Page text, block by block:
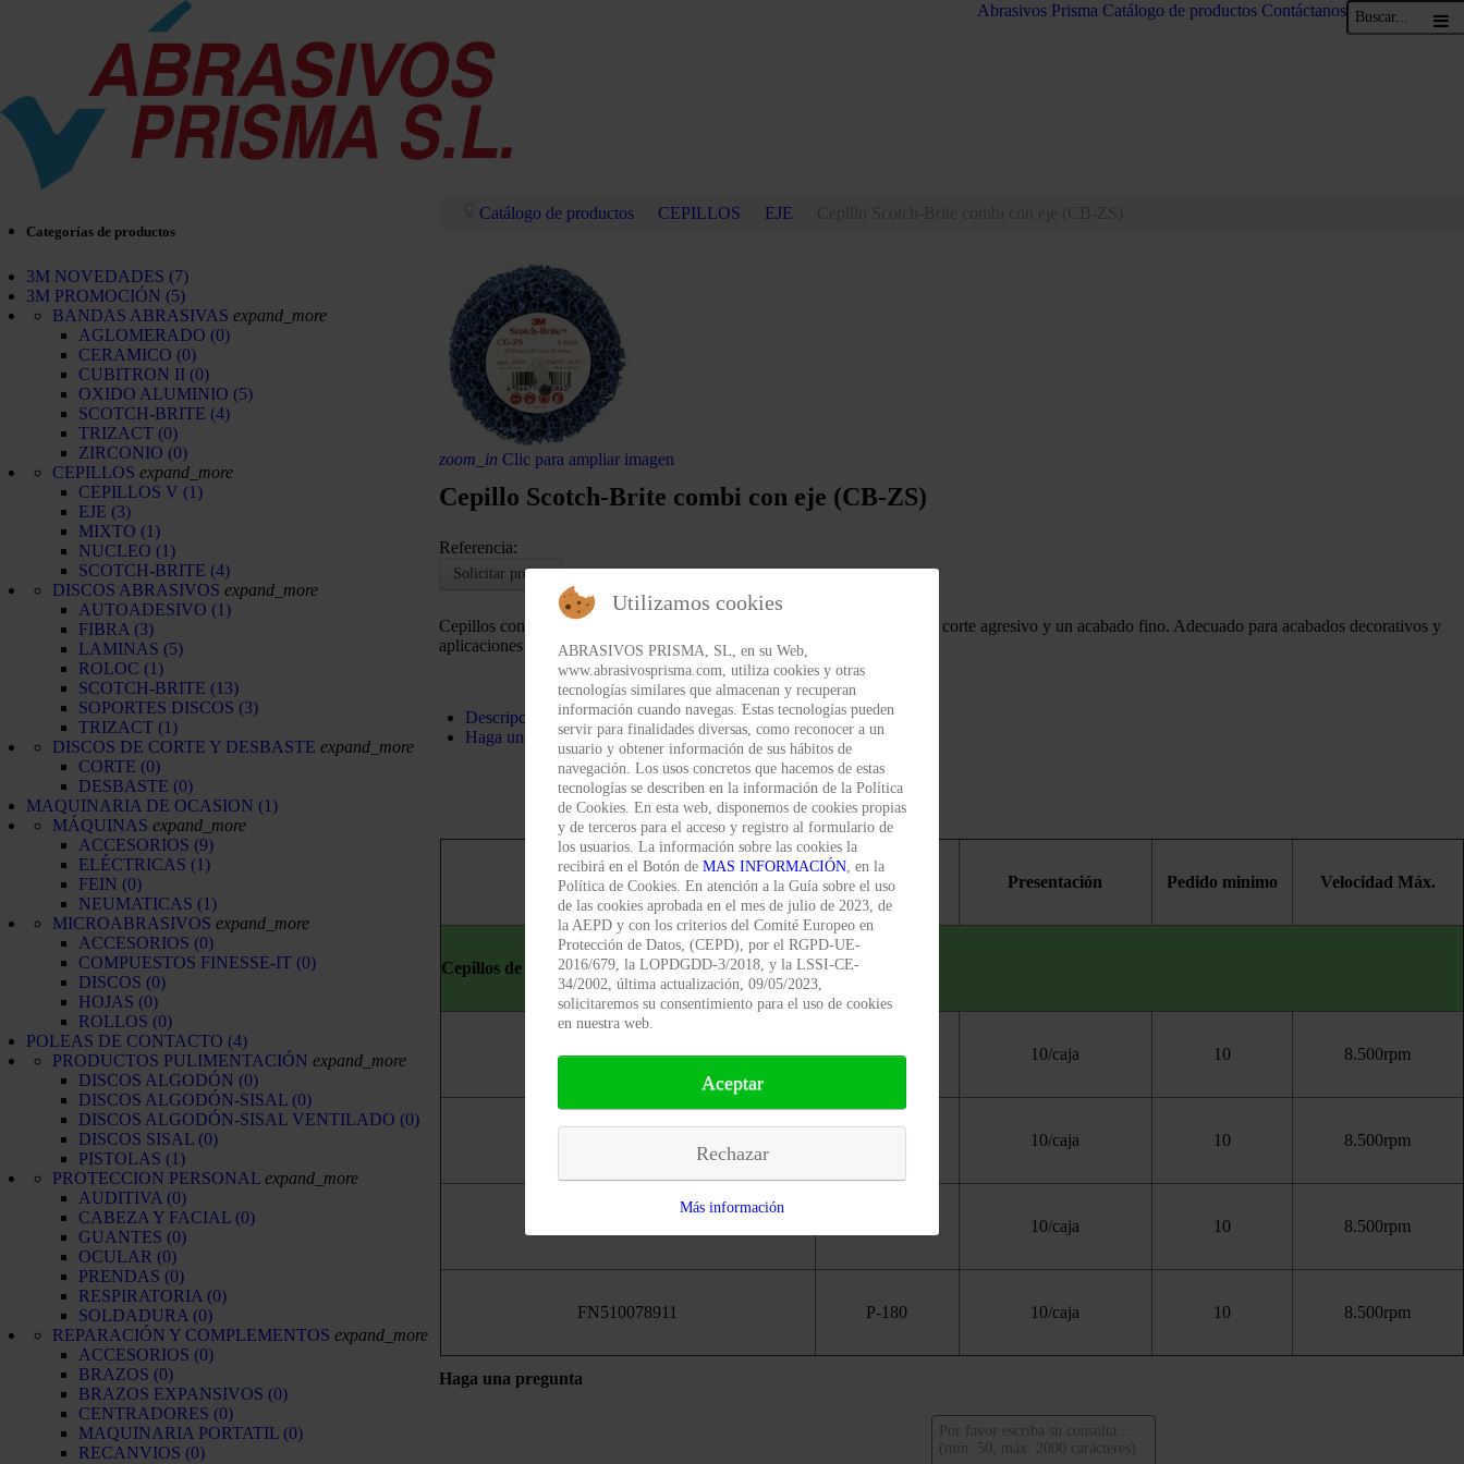
Abrasivos Prisma Catálogo de productos Contáctanos
Categorías de productos
3M NOVEDADES (7)
3M PROMOCIÓN (5)
BANDAS ABRASIVAS expand_more
AGLOMERADO (0)
CERAMICO (0)
CUBITRON II (0)
OXIDO ALUMINIO (5)
SCOTCH-BRITE (4)
TRIZACT (0)
ZIRCONIO (0)
CEPILLOS expand_more
CEPILLOS V (1)
EJE (3)
MIXTO (1)
NUCLEO (1)
SCOTCH-BRITE (4)
DISCOS ABRASIVOS expand_more
AUTOADESIVO (1)
FIBRA (3)
LAMINAS (5)
ROLOC (1)
SCOTCH-BRITE (13)
SOPORTES DISCOS (3)
TRIZACT (1)
DISCOS DE CORTE Y DESBASTE expand_more
CORTE (0)
DESBASTE (0)
MAQUINARIA DE OCASION (1)
MÁQUINAS expand_more
ACCESORIOS (9)
ELÉCTRICAS (1)
FEIN (0)
NEUMATICAS (1)
MICROABRASIVOS expand_more
ACCESORIOS (0)
COMPUESTOS FINESSE-IT (0)
DISCOS (0)
HOJAS (0)
ROLLOS (0)
POLEAS DE CONTACTO (4)
PRODUCTOS PULIMENTACIÓN expand_more
DISCOS ALGODÓN (0)
DISCOS ALGODÓN-SISAL (0)
DISCOS ALGODÓN-SISAL VENTILADO (0)
DISCOS SISAL (0)
PISTOLAS (1)
PROTECCION PERSONAL expand_more
AUDITIVA (0)
CABEZA Y FACIAL (0)
GUANTES (0)
OCULAR (0)
PRENDAS (0)
RESPIRATORIA (0)
SOLDADURA (0)
REPARACIÓN Y COMPLEMENTOS expand_more
ACCESORIOS (0)
BRAZOS (0)
BRAZOS EXPANSIVOS (0)
CENTRADORES (0)
MAQUINARIA PORTATIL (0)
RECANVIOS (0)
Catálogo de productos CEPILLOS EJE Cepillo Scotch-Brite combi con eje (CB-ZS)
zoom_in Clic para ampliar imagen
Cepillo Scotch-Brite combi con eje (CB-ZS)
Referencia:
Solicitar precio
Cepillos construidos alternando láminas de lija y Scotch-Brite. Ofrece un corte agresivo y un acabado fino. Adecuado para acabados decorativos y
aplicaciones de desbarbado ligero.
Descripción
Haga una pregunta
Referencia Grano Presentación Pedido minimo Velocidad Máx.
Cepillos de 75mm x 45mm
FN510078887 P-60 10/caja 10 8.500rpm
10/caja 10 8.500rpm
10/caja 10 8.500rpm
FN510078911 P-180 10/caja 10 8.500rpm
Haga una pregunta
Utilizamos cookies
ABRASIVOS PRISMA, SL, en su Web,
www.abrasivosprisma.com, utiliza cookies y otras
tecnologías similares que almacenan y recuperan
información cuando navegas. Estas tecnologías pueden
servir para finalidades diversas, como reconocer a un
usuario y obtener información de sus hábitos de
navegación. Los usos concretos que hacemos de estas
tecnologías se describen en la información de la Política
de Cookies. En esta web, disponemos de cookies propias
y de terceros para el acceso y registro al formulario de
los usuarios. La información sobre las cookies la
recibirá en el Botón de MAS INFORMACIÓN , en la
Política de Cookies. En atención a la Guía sobre el uso
de las cookies aprobada en el mes de julio de 2023, de
la AEPD y con los criterios del Comité Europeo en
Protección de Datos, (CEPD), por el RGPD-UE-
2016/679, la LOPDGDD-3/2018, y la LSSI-CE-
34/2002, última actualización, 09/05/2023,
solicitaremos su consentimiento para el uso de cookies
en nuestra web.
Aceptar
Rechazar
Más información